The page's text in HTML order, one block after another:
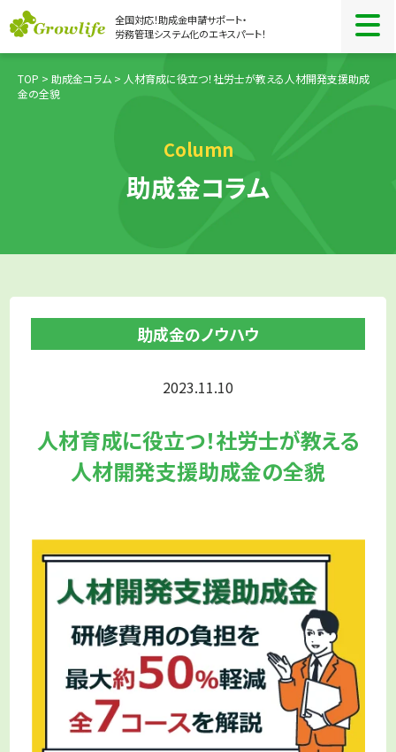
全国対応！助成金申請サポート・
労務管理システム化のエキスパート！
TOP > 助成金コラム > 人材育成に役立つ！社労士が教える人材開発支援助成
金の全貌
Column
助成金コラム
助成金のノウハウ
2023.11.10
人材育成に役立つ！社労士が教える
人材開発支援助成金の全貌